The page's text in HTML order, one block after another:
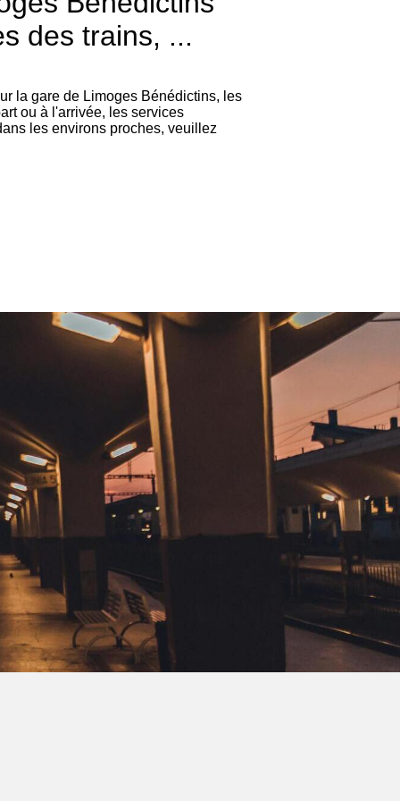
des trains, ...
la gare de Limoges Bénédictins, les
ou à l'arrivée, les services
les environs proches, veuillez